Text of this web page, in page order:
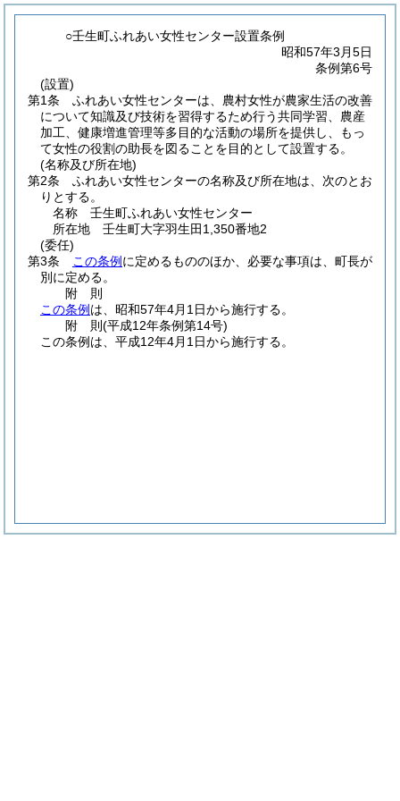
○壬生町ふれあい女性センター設置条例
昭和57年3月5日
条例第6号
(設置)
第1条
ふれあい女性センターは、農村女性が農家生活の改善
について知識及び技術を習得するため行う共同学習、農産
加工、健康増進管理等多目的な活動の場所を提供し、もっ
て女性の役割の助長を図ることを目的として設置する。
(名称及び所在地)
第2条
ふれあい女性センターの名称及び所在地は、次のとお
りとする。
名称 壬生町ふれあい女性センター
所在地 壬生町大字羽生田1,350番地2
(委任)
第3条
この条例 に定めるもののほか、必要な事項は、町長が
別に定める。
附 則
この条例 は、昭和57年4月1日から施行する。
附 則(平成12年条例第14号)
この条例は、平成12年4月1日から施行する。